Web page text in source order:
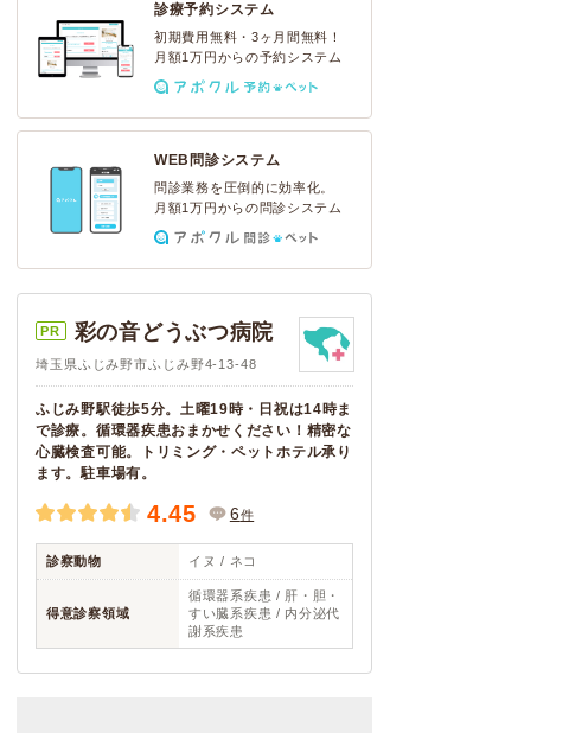
診療予約システム
初期費用無料・3ヶ月間無料！
月額1万円からの予約システム
WEB問診システム
問診業務を圧倒的に効率化。
月額1万円からの問診システム
PR 彩の音どうぶつ病院
埼玉県ふじみ野市ふじみ野4-13-48
ふじみ野駅徒歩5分。土曜19時・日祝は14時ま
で診療。循環器疾患おまかせください！精密な
心臓検査可能。トリミング・ペットホテル承り
ます。駐車場有。
4.45 6件
診察動物 イヌ / ネコ
得意診察領域
循環器系疾患 / 肝・胆・
すい臓系疾患 / 内分泌代
謝系疾患